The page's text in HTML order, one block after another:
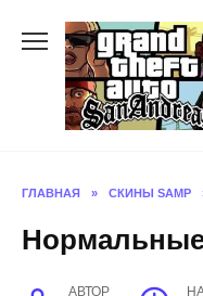
ГЛАВНАЯ » СКИНЫ SAMP
АВТОР